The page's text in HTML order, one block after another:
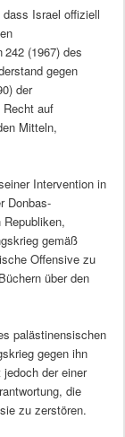
Israel offiziell
(1967) des
gegen
der
auf
Mitteln,
Intervention in
Donbas-
gemäß
Offensive zu
über den
palästinensischen
gegen ihn
der einer
die
zu zerstören.